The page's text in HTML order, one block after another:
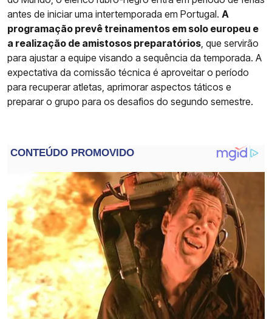
antes de iniciar uma intertemporada em Portugal. A
programação prevê treinamentos em solo europeu e
a realização de amistosos preparatórios , que servirão
para ajustar a equipe visando a sequência da temporada. A
expectativa da comissão técnica é aproveitar o período
para recuperar atletas, aprimorar aspectos táticos e
preparar o grupo para os desafios do segundo semestre.